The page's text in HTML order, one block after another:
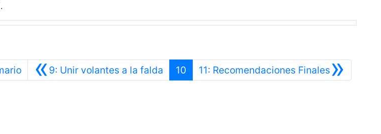
«9: Unir volantes a la faldaAnterior
10 »
11: Recomendaciones FinalesSiguiente